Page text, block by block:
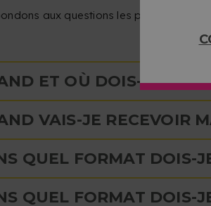
aux questions les plus
ET OÙ DOIS-JE
VAIS-JE RECEVOIR
QUEL FORMAT DOIS-
QUEL FORMAT DOIS-